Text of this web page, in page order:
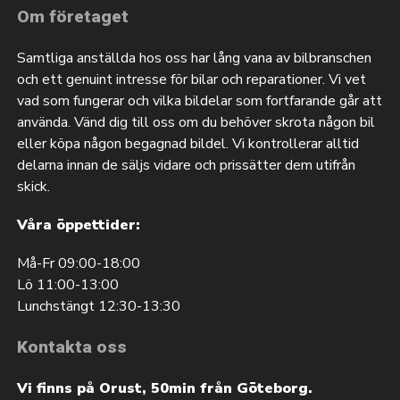
Om företaget
Samtliga anställda hos oss har lång vana av bilbranschen
och ett genuint intresse för bilar och reparationer. Vi vet
vad som fungerar och vilka bildelar som fortfarande går att
använda. Vänd dig till oss om du behöver skrota någon bil
eller köpa någon begagnad bildel. Vi kontrollerar alltid
delarna innan de säljs vidare och prissätter dem utifrån
skick.
Våra öppettider:
Må-Fr 09:00-18:00
Lö 11:00-13:00
Lunchstängt 12:30-13:30
Kontakta oss
Vi finns på Orust, 50min från Göteborg.